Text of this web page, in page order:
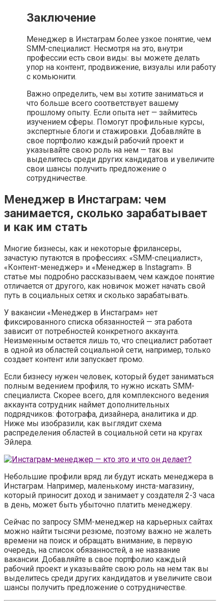
Заключение
Менеджер в Инстаграм более узкое понятие, чем
SMM-специалист. Несмотря на это, внутри
профессии есть свои виды: вы можете делать
упор на контент, продвижение, визуалы или работу
с комьюнити.
Важно определить, чем вы хотите заниматься и
что больше всего соответствует вашему
прошлому опыту. Если опыта нет — займитесь
изучением сферы. Помогут профильные курсы,
экспертные блоги и стажировки. Добавляйте в
свое портфолио каждый рабочий проект и
указывайте свою роль на нем — так вы
выделитесь среди других кандидатов и увеличите
свои шансы получить предложение о
сотрудничестве.
Менеджер в Инстаграм: чем
занимается, сколько зарабатывает
и как им стать
Многие бизнесы, как и некоторые фрилансеры,
зачастую путаются в профессиях: «SMM-специалист»,
«Контент-менеджер» и «Менеджер в Instagram». В
статье мы подробно рассказываем, чем каждое понятие
отличается от другого, как новичок может начать свой
путь в социальных сетях и сколько зарабатывать.
У вакансии «Менеджер в Инстаграм» нет
фиксированного списка обязанностей — эта работа
зависит от потребностей конкретного аккаунта.
Неизменным остается лишь то, что специалист работает
в одной из областей социальной сети, например, только
создает контент или запускает промо.
Если бизнесу нужен человек, который будет заниматься
полным ведением профиля, то нужно искать SMM-
специалиста. Скорее всего, для комплексного ведения
аккаунта сотрудник наймет дополнительных
подрядчиков: фотографа, дизайнера, аналитика и др.
Ниже мы изобразили, как выглядит схема
распределения областей в социальной сети на кругах
Эйлера.
Небольшие профили вряд ли будут искать менеджера в
Инстаграм. Например, маленькому инста-магазину,
который приносит доход и занимает у создателя 2-3 часа
в день, может быть убыточно платить менеджеру.
Сейчас по запросу SMM-менеджер на карьерных сайтах
можно найти тысячи резюме, поэтому важно не жалеть
времени на поиск и обращать внимание, в первую
очередь, на список обязанностей, а не название
вакансии. Добавляйте в свое портфолио каждый
рабочий проект и указывайте свою роль на нем так вы
выделитесь среди других кандидатов и увеличите свои
шансы получить предложение о сотрудничестве.